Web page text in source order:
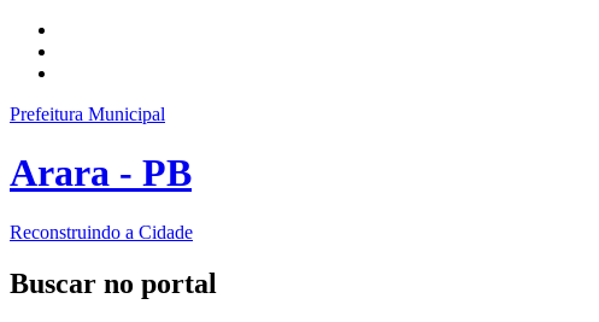
Prefeitura Municipal
Arara - PB
Reconstruindo a Cidade
Buscar no portal